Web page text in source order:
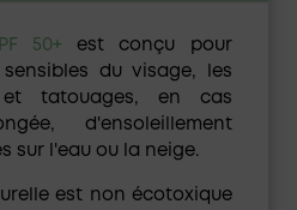
50+ est conçu pour
du visage, les
et tatouages, en cas
d'ensoleillement
sur l'eau ou la neige.
est non écotoxique